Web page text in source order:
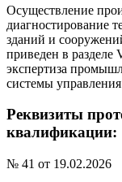
Осуществление
диагностирование
зданий и
приведен в разделе
экспертиза
системы
Реквизиты
квалификации:
№ 41 от 19.02.2026